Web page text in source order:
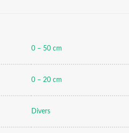
0 – 50 cm
0 – 20 cm
Divers